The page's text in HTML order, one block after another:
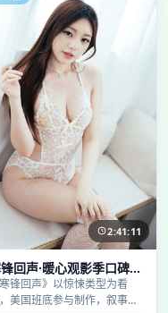
2:41:11
回声·暖心观影季口碑发
持续升温
寒锋回声》以惊悚类型为看
美国班底参与制作，叙事完